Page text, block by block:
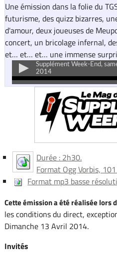
Une émission dans la folie du
futurisme, des quizz bizarres,
d'amour, deux joueuses de
concert, un bricolage infernal,
et… et… et… une immense
Durée : 2h30.
Format Ogg Vorbis,
Format mp3 basse
Cette émission a été réalisée lors
les conditions du direct,
Dimanche 13 Avril 2014.
Invités